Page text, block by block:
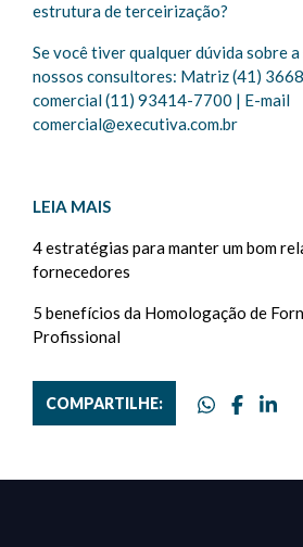
estrutura de terceirização?
Se você tiver qualquer dúvida sobre
nossos consultores: Matriz (41)
comercial (11) 93414-7700 | E-mail
comercial@executiva.com.br
LEIA MAIS
4 estratégias para manter um bom
fornecedores
5 benefícios da Homologação de
Profissional
COMPARTILHE: